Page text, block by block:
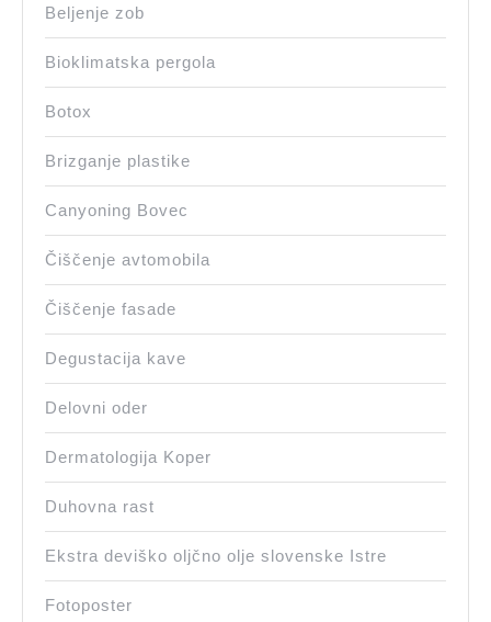
Beljenje zob
Bioklimatska pergola
Botox
Brizganje plastike
Canyoning Bovec
Čiščenje avtomobila
Čiščenje fasade
Degustacija kave
Delovni oder
Dermatologija Koper
Duhovna rast
Ekstra deviško oljčno olje slovenske Istre
Fotoposter